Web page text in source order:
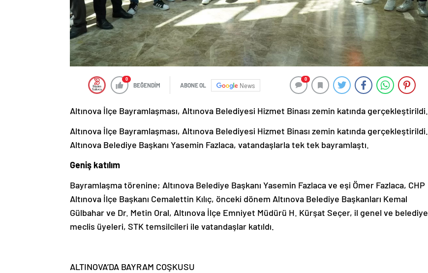
0
BEĞENDİM ABONE OL News
0
Altınova İlçe Bayramlaşması, Altınova Belediyesi Hizmet Binası zemin katında gerçekleştirildi.
Altınova İlçe Bayramlaşması, Altınova Belediyesi Hizmet Binası zemin katında gerçekleştirildi.
Altınova Belediye Başkanı Yasemin Fazlaca, vatandaşlarla tek tek bayramlaştı.
Geniş katılım
Bayramlaşma törenine; Altınova Belediye Başkanı Yasemin Fazlaca ve eşi Ömer Fazlaca, CHP
Altınova İlçe Başkanı Cemalettin Kılıç, önceki dönem Altınova Belediye Başkanları Kemal
Gülbahar ve Dr. Metin Oral, Altınova İlçe Emniyet Müdürü H. Kürşat Seçer, il genel ve belediye
meclis üyeleri, STK temsilcileri ile vatandaşlar katıldı.
ALTINOVA’DA BAYRAM COŞKUSU